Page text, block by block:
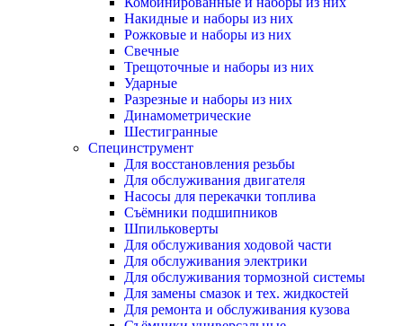
Накидные и наборы из них
Рожковые и наборы из них
Свечные
Трещоточные и наборы из них
Ударные
Разрезные и наборы из них
Динамометрические
Шестигранные
Специнструмент
Для восстановления резьбы
Для обслуживания двигателя
Насосы для перекачки топлива
Съёмники подшипников
Шпильковерты
Для обслуживания ходовой части
Для обслуживания электрики
Для обслуживания тормозной системы
Для замены смазок и тех. жидкостей
Для ремонта и обслуживания кузова